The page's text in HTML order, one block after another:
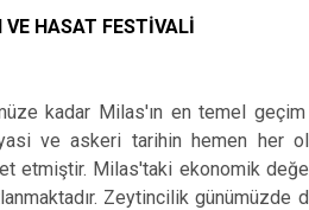
HASAT FESTİVALİ
kadar Milas'ın en temel geçim
ve askeri tarihin hemen
etmiştir. Milas'taki ekonomik
Zeytincilik